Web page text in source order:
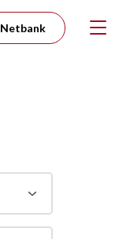
Netbank